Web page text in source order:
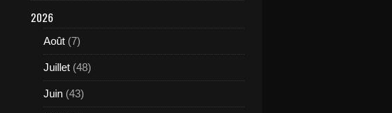
2026
Août (7)
Juillet (48)
Juin (43)